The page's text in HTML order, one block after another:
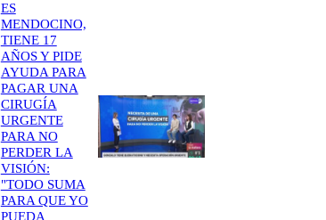
ES
MENDOCINO,
TIENE 17
AÑOS Y PIDE
AYUDA PARA
PAGAR UNA
CIRUGÍA
URGENTE
PARA NO
PERDER LA
VISIÓN:
"TODO SUMA
PARA QUE YO
PUEDA